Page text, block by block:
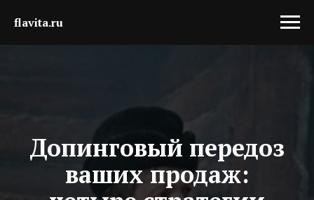
flavita.ru
Допинговый передоз
ваших продаж: